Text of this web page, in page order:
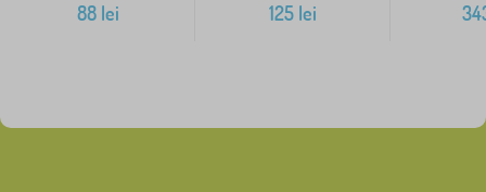
88lei 125 lei